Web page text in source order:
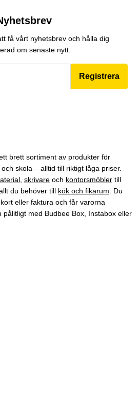
få vårt nyhetsbrev och hålla dig
om senaste nytt.
Registrera
brett sortiment av produkter för
skola – alltid till riktigt låga priser.
skrivare och kontorsmöbler till
allt du behöver till kök och fikarum . Du
eller faktura och får varorna
pålitligt med Budbee Box, Instabox eller